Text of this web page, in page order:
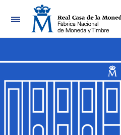
Nabigazioa
Erakutsi/Ezkutatu
Erakutsi/Ezkutatu